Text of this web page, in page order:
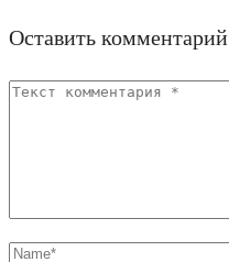
Оставить комментарий